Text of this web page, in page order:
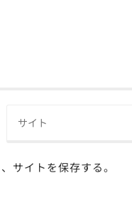
サイトを保存する。